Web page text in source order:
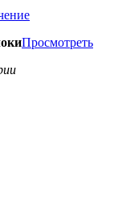
Просмотреть